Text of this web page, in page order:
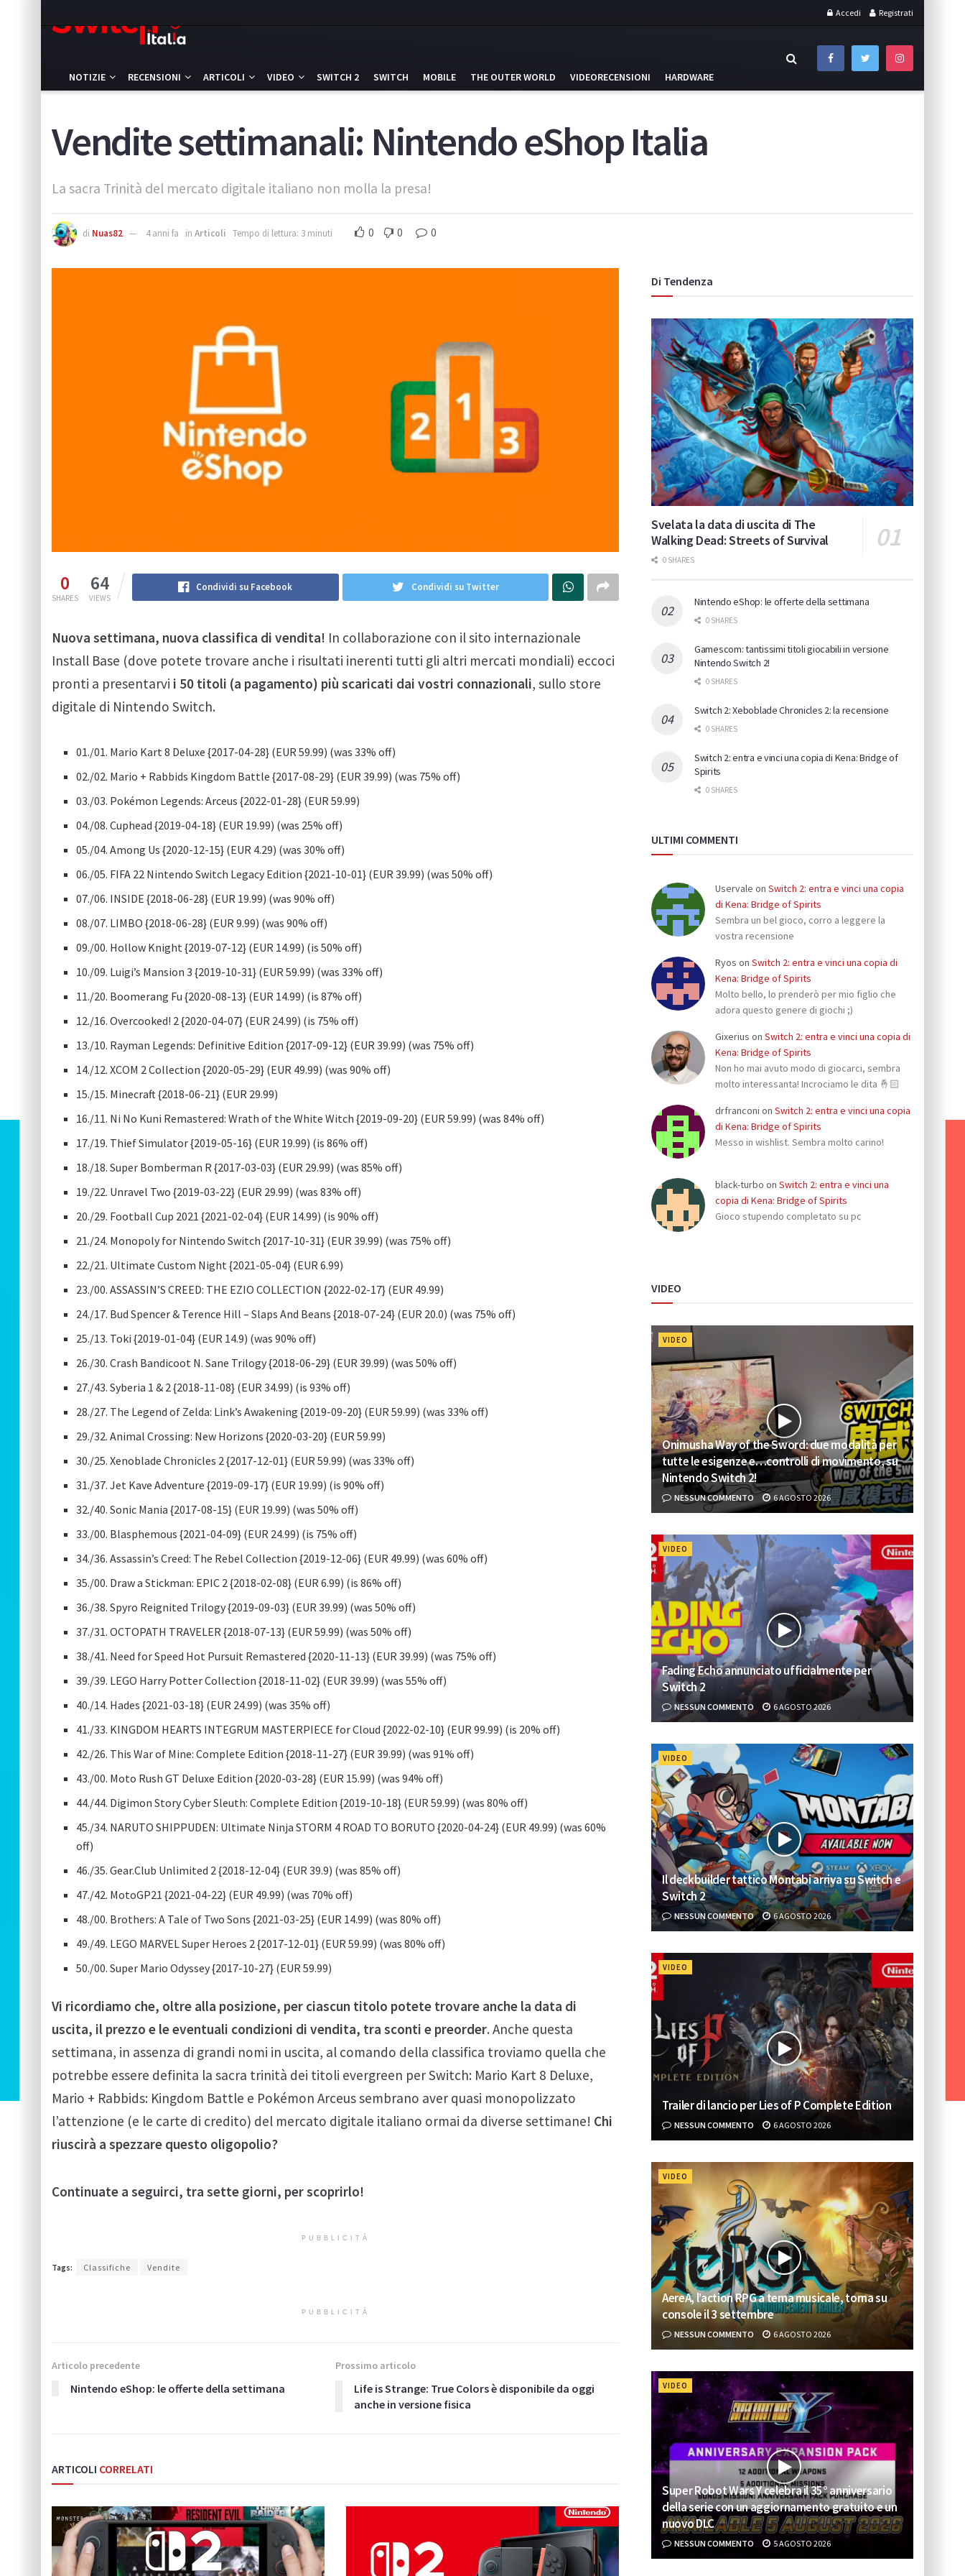
Accedi Registrati
NOTIZIE RECENSIONI ARTICOLI VIDEO SWITCH 2 SWITCH MOBILE THE OUTER WORLD VIDEORECENSIONI HARDWARE
Vendite settimanali: Nintendo eShop Italia
La sacra Trinità del mercato digitale italiano non molla la presa!
di Nuas82 4 anni fa in Articoli Tempo di lettura: 3 minuti 0 0 0
0
SHARES
64
VIEWS
Condividi su Facebook Condividi su Twitter
Nuova settimana, nuova classifica di vendita! In collaborazione con il sito internazionale
Install Base (dove potete trovare anche i risultati inerenti tutti gli altri mercati mondiali) eccoci
pronti a presentarvi i 50 titoli (a pagamento) più scaricati dai vostri connazionali, sullo store
digitale di Nintendo Switch.
01./01. Mario Kart 8 Deluxe {2017-04-28} (EUR 59.99) (was 33% off)
02./02. Mario + Rabbids Kingdom Battle {2017-08-29} (EUR 39.99) (was 75% off)
03./03. Pokémon Legends: Arceus {2022-01-28} (EUR 59.99)
04./08. Cuphead {2019-04-18} (EUR 19.99) (was 25% off)
05./04. Among Us {2020-12-15} (EUR 4.29) (was 30% off)
06./05. FIFA 22 Nintendo Switch Legacy Edition {2021-10-01} (EUR 39.99) (was 50% off)
07./06. INSIDE {2018-06-28} (EUR 19.99) (was 90% off)
08./07. LIMBO {2018-06-28} (EUR 9.99) (was 90% off)
09./00. Hollow Knight {2019-07-12} (EUR 14.99) (is 50% off)
10./09. Luigi’s Mansion 3 {2019-10-31} (EUR 59.99) (was 33% off)
11./20. Boomerang Fu {2020-08-13} (EUR 14.99) (is 87% off)
12./16. Overcooked! 2 {2020-04-07} (EUR 24.99) (is 75% off)
13./10. Rayman Legends: Definitive Edition {2017-09-12} (EUR 39.99) (was 75% off)
14./12. XCOM 2 Collection {2020-05-29} (EUR 49.99) (was 90% off)
15./15. Minecraft {2018-06-21} (EUR 29.99)
16./11. Ni No Kuni Remastered: Wrath of the White Witch {2019-09-20} (EUR 59.99) (was 84% off)
17./19. Thief Simulator {2019-05-16} (EUR 19.99) (is 86% off)
18./18. Super Bomberman R {2017-03-03} (EUR 29.99) (was 85% off)
19./22. Unravel Two {2019-03-22} (EUR 29.99) (was 83% off)
20./29. Football Cup 2021 {2021-02-04} (EUR 14.99) (is 90% off)
21./24. Monopoly for Nintendo Switch {2017-10-31} (EUR 39.99) (was 75% off)
22./21. Ultimate Custom Night {2021-05-04} (EUR 6.99)
23./00. ASSASSIN’S CREED: THE EZIO COLLECTION {2022-02-17} (EUR 49.99)
24./17. Bud Spencer & Terence Hill – Slaps And Beans {2018-07-24} (EUR 20.0) (was 75% off)
25./13. Toki {2019-01-04} (EUR 14.9) (was 90% off)
26./30. Crash Bandicoot N. Sane Trilogy {2018-06-29} (EUR 39.99) (was 50% off)
27./43. Syberia 1 & 2 {2018-11-08} (EUR 34.99) (is 93% off)
28./27. The Legend of Zelda: Link’s Awakening {2019-09-20} (EUR 59.99) (was 33% off)
29./32. Animal Crossing: New Horizons {2020-03-20} (EUR 59.99)
30./25. Xenoblade Chronicles 2 {2017-12-01} (EUR 59.99) (was 33% off)
31./37. Jet Kave Adventure {2019-09-17} (EUR 19.99) (is 90% off)
32./40. Sonic Mania {2017-08-15} (EUR 19.99) (was 50% off)
33./00. Blasphemous {2021-04-09} (EUR 24.99) (is 75% off)
34./36. Assassin’s Creed: The Rebel Collection {2019-12-06} (EUR 49.99) (was 60% off)
35./00. Draw a Stickman: EPIC 2 {2018-02-08} (EUR 6.99) (is 86% off)
36./38. Spyro Reignited Trilogy {2019-09-03} (EUR 39.99) (was 50% off)
37./31. OCTOPATH TRAVELER {2018-07-13} (EUR 59.99) (was 50% off)
38./41. Need for Speed Hot Pursuit Remastered {2020-11-13} (EUR 39.99) (was 75% off)
39./39. LEGO Harry Potter Collection {2018-11-02} (EUR 39.99) (was 55% off)
40./14. Hades {2021-03-18} (EUR 24.99) (was 35% off)
41./33. KINGDOM HEARTS INTEGRUM MASTERPIECE for Cloud {2022-02-10} (EUR 99.99) (is 20% off)
42./26. This War of Mine: Complete Edition {2018-11-27} (EUR 39.99) (was 91% off)
43./00. Moto Rush GT Deluxe Edition {2020-03-28} (EUR 15.99) (was 94% off)
44./44. Digimon Story Cyber Sleuth: Complete Edition {2019-10-18} (EUR 59.99) (was 80% off)
45./34. NARUTO SHIPPUDEN: Ultimate Ninja STORM 4 ROAD TO BORUTO {2020-04-24} (EUR 49.99) (was 60%
off)
46./35. Gear.Club Unlimited 2 {2018-12-04} (EUR 39.9) (was 85% off)
47./42. MotoGP21 {2021-04-22} (EUR 49.99) (was 70% off)
48./00. Brothers: A Tale of Two Sons {2021-03-25} (EUR 14.99) (was 80% off)
49./49. LEGO MARVEL Super Heroes 2 {2017-12-01} (EUR 59.99) (was 80% off)
50./00. Super Mario Odyssey {2017-10-27} (EUR 59.99)
Vi ricordiamo che, oltre alla posizione, per ciascun titolo potete trovare anche la data di
uscita, il prezzo e le eventuali condizioni di vendita, tra sconti e preorder. Anche questa
settimana, in assenza di grandi nomi in uscita, al comando della classifica troviamo quella che
potrebbe essere definita la sacra trinità dei titoli evergreen per Switch: Mario Kart 8 Deluxe,
Mario + Rabbids: Kingdom Battle e Pokémon Arceus sembrano aver quasi monopolizzato
l’attenzione (e le carte di credito) del mercato digitale italiano ormai da diverse settimane! Chi
riuscirà a spezzare questo oligopolio?
Continuate a seguirci, tra sette giorni, per scoprirlo!
PUBBLICITÀ
Tags: Classifiche Vendite
PUBBLICITÀ
Articolo precedente
Nintendo eShop: le offerte della settimana
Prossimo articolo
Life is Strange: True Colors è disponibile da oggi
anche in versione fisica
ARTICOLI CORRELATI
Di Tendenza
Svelata la data di uscita di The
Walking Dead: Streets of Survival
0 SHARES
Nintendo eShop: le offerte della settimana
0 SHARES
Gamescom: tantissimi titoli giocabili in versione
Nintendo Switch 2!
0 SHARES
Switch 2: Xeboblade Chronicles 2: la recensione
0 SHARES
Switch 2: entra e vinci una copia di Kena: Bridge of
Spirits
0 SHARES
ULTIMI COMMENTI
Uservale on Switch 2: entra e vinci una copia
di Kena: Bridge of Spirits
Sembra un bel gioco, corro a leggere la
vostra recensione
Ryos on Switch 2: entra e vinci una copia di
Kena: Bridge of Spirits
Molto bello, lo prenderò per mio figlio che
adora questo genere di giochi ;)
Gixerius on Switch 2: entra e vinci una copia di
Kena: Bridge of Spirits
Non ho mai avuto modo di giocarci, sembra
molto interessanta! Incrociamo le dita 🤞🏻
drfranconi on Switch 2: entra e vinci una copia
di Kena: Bridge of Spirits
Messo in wishlist. Sembra molto carino!
black-turbo on Switch 2: entra e vinci una
copia di Kena: Bridge of Spirits
Gioco stupendo completato su pc
VIDEO
VIDEO
Onimusha Way of the Sword: due modalità per
tutte le esigenze e…controlli di movimento, su
Nintendo Switch 2!
NESSUN COMMENTO 6 AGOSTO 2026
VIDEO
Fading Echo annunciato ufficialmente per
Switch 2
NESSUN COMMENTO 6 AGOSTO 2026
VIDEO
Il deckbuilder tattico Montabi arriva su Switch e
Switch 2
NESSUN COMMENTO 6 AGOSTO 2026
VIDEO
Trailer di lancio per Lies of P Complete Edition
NESSUN COMMENTO 6 AGOSTO 2026
VIDEO
AereA, l’action RPG a tema musicale, torna su
console il 3 settembre
NESSUN COMMENTO 6 AGOSTO 2026
VIDEO
Super Robot Wars Y celebra il 35° anniversario
della serie con un aggiornamento gratuito e un
nuovo DLC
NESSUN COMMENTO 5 AGOSTO 2026